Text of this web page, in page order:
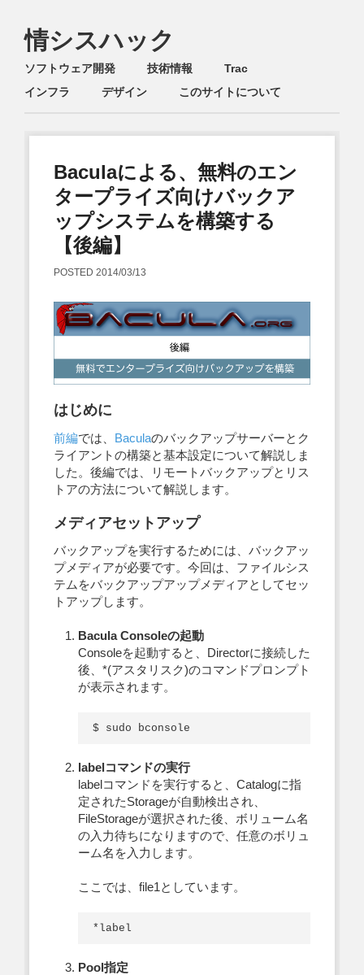
情シスハック
Main menu
Skip
to
content
ソフトウェア開発 技術情報
Trac
インフラ
デザイン このサイトについて
Baculaによる、無料のエン
タープライズ向けバックア
ップシステムを構築する
【後編】
POSTED 2014/03/13
はじめに
前編では、 Baculaのバックアップサーバーとク
ライアントの構築と基本設定について解説しま
した。後編では、リモートバックアップとリス
トアの方法について解説します。
メディアセットアップ
バックアップを実行するためには、バックアッ
プメディアが必要です。今回は、ファイルシス
テムをバックアップアップメディアとしてセッ
トアップします。
Bacula Consoleの起動
Consoleを起動すると、Directorに接続した
後、*(アスタリスク)のコマンドプロンプト
が表示されます。
labelコマンドの実行
labelコマンドを実行すると、Catalogに指
定されたStorageが自動検出され、
FileStorageが選択された後、ボリューム名
の入力待ちになりますので、任意のボリュ
ーム名を入力します。
ここでは、file1としています。
Pool指定